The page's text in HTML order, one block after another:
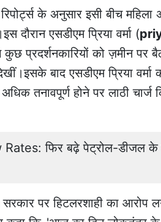
के अनुसार इसी बीच महिला
एसडीएम प्रिया वर्मा (
प्रदर्शनकारियों को ज़मीन पर
बाद एसडीएम प्रिया वर्मा
तनावपूर्ण होने पर लाठी चार्ज
फिर बढ़े पेट्रोल-डीजल के
पर हिटलरशाही का आरोप